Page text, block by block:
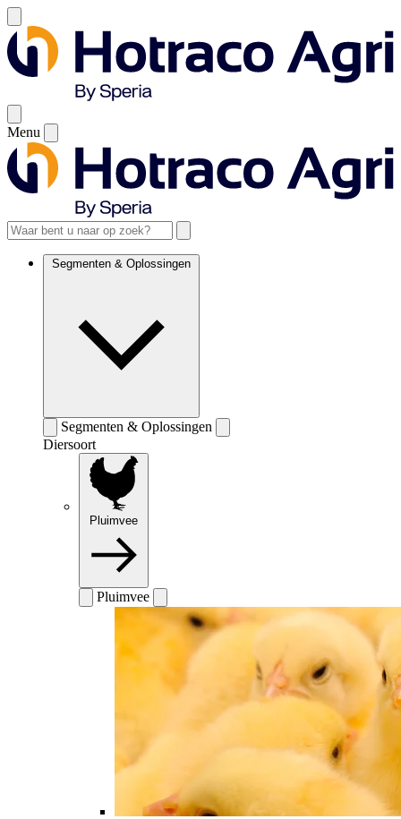
Menu
Segmenten & Oplossingen
Segmenten & Oplossingen
Diersoort
Pluimvee
Pluimvee